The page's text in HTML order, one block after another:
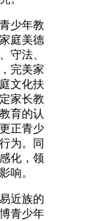
少年教
庭美德
守法、
完美家
文化扶
家长教
育的认
正青少
为。同
化，领
响。
近族的
青少年